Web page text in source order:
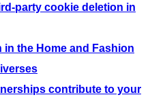
party cookie deletion in
in the Home and Fashion
contribute to your